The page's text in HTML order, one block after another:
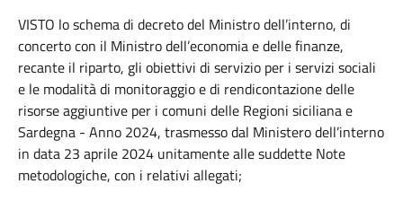
VISTO lo schema di decreto del Ministro dell’interno, di
concerto con il Ministro dell’economia e delle finanze,
recante il riparto, gli obiettivi di servizio per i servizi sociali
e le modalità di monitoraggio e di rendicontazione delle
risorse aggiuntive per i comuni delle Regioni siciliana e
Sardegna - Anno 2024, trasmesso dal Ministero dell’interno
in data 23 aprile 2024 unitamente alle suddette Note
metodologiche, con i relativi allegati;